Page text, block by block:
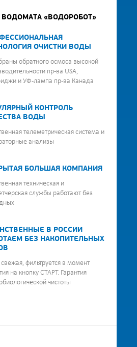
«ВОДОРОБОТ»
ОЧИСТКИ ВОДЫ
обратного осмоса высокой
пр-ва USA,
и УФ-лампа пр-ва Канада
КОНТРОЛЬ
ВОДЫ
телеметрическая система и
анализы
БОЛЬШАЯ КОМПАНИЯ
техническая и
службы работают без
В РОССИИ
БЕЗ НАКОПИТЕЛЬНЫХ
фильтруется в момент
на кнопку СТАРТ. Гарантия
чистоты